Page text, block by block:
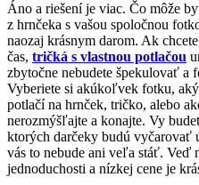
Áno a riešení je viac. Čo môže
z hrnčeka s vašou spoločnou
naozaj krásnym darom. Ak
čas, tričká s vlastnou potlačou
zbytočne nebudete špekulovať a
Vyberiete si akúkoľvek fotku,
potlačí na hrnček, tričko, alebo
nerozmýšľajte a konajte. Vy
ktorých darčeky budú vyčarovať
vás to nebude ani veľa stáť. Veď
jednoduchosti a nízkej cene je